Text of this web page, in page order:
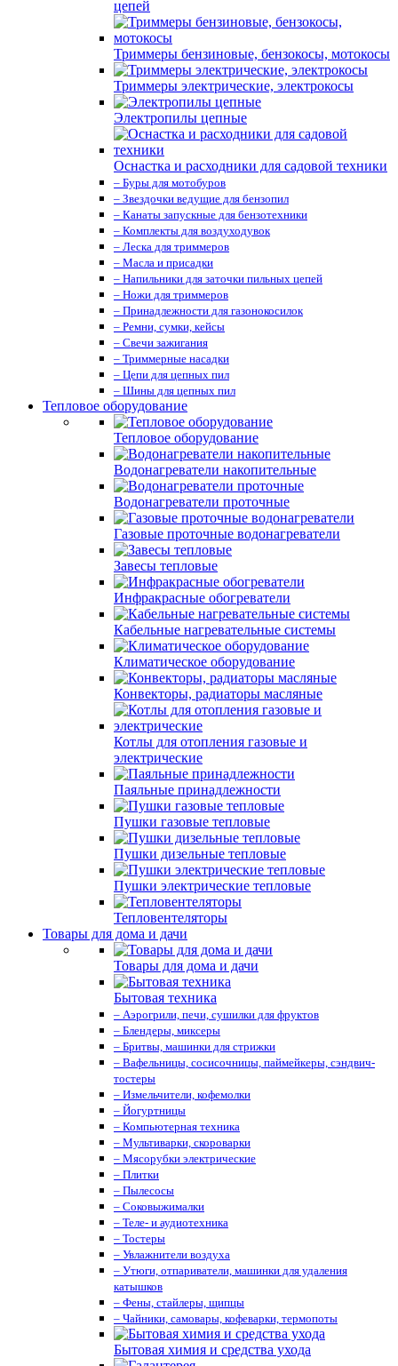
цепей
Триммеры бензиновые, бензокосы, мотокосы
Триммеры электрические, электрокосы
Электропилы цепные
Оснастка и расходники для садовой техники
– Буры для мотобуров
– Звездочки ведущие для бензопил
– Канаты запускные для бензотехники
– Комплекты для воздуходувок
– Леска для триммеров
– Масла и присадки
– Напильники для заточки пильных цепей
– Ножи для триммеров
– Принадлежности для газонокосилок
– Ремни, сумки, кейсы
– Свечи зажигания
– Триммерные насадки
– Цепи для цепных пил
– Шины для цепных пил
Тепловое оборудование
Тепловое оборудование
Водонагреватели накопительные
Водонагреватели проточные
Газовые проточные водонагреватели
Завесы тепловые
Инфракрасные обогреватели
Кабельные нагревательные системы
Климатическое оборудование
Конвекторы, радиаторы масляные
Котлы для отопления газовые и
электрические
Паяльные принадлежности
Пушки газовые тепловые
Пушки дизельные тепловые
Пушки электрические тепловые
Тепловентеляторы
Товары для дома и дачи
Товары для дома и дачи
Бытовая техника
– Аэрогрили, печи, сушилки для фруктов
– Блендеры, миксеры
– Бритвы, машинки для стрижки
– Вафельницы, сосисочницы, паймейкеры, сэндвич-
тостеры
– Измельчители, кофемолки
– Йогуртницы
– Компьютерная техника
– Мультиварки, скороварки
– Мясорубки электрические
– Плитки
– Пылесосы
– Соковыжималки
– Теле- и аудиотехника
– Тостеры
– Увлажнители воздуха
– Утюги, отпариватели, машинки для удаления
катышков
– Фены, стайлеры, щипцы
– Чайники, самовары, кофеварки, термопоты
Бытовая химия и средства ухода